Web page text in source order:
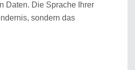
Daten. Die Sprache Ihrer
sondern das